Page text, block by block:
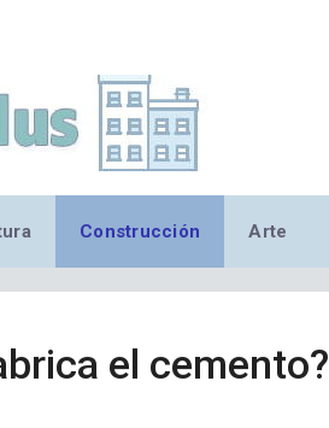
Construcción Arte
el cemento?